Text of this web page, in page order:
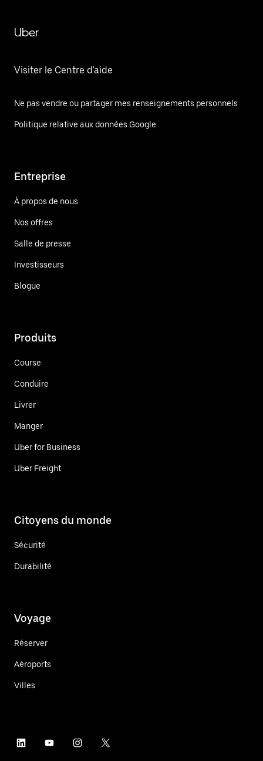
Uber
Visiter le Centre d'aide
Ne pas vendre ou partager mes renseignements personnels
Politique relative aux données Google
Entreprise
À propos de nous
Nos offres
Salle de presse
Investisseurs
Blogue
Produits
Course
Conduire
Livrer
Manger
Uber for Business
Uber Freight
Citoyens du monde
Sécurité
Durabilité
Voyage
Réserver
Aéroports
Villes